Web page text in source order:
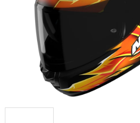
hvězdiček.